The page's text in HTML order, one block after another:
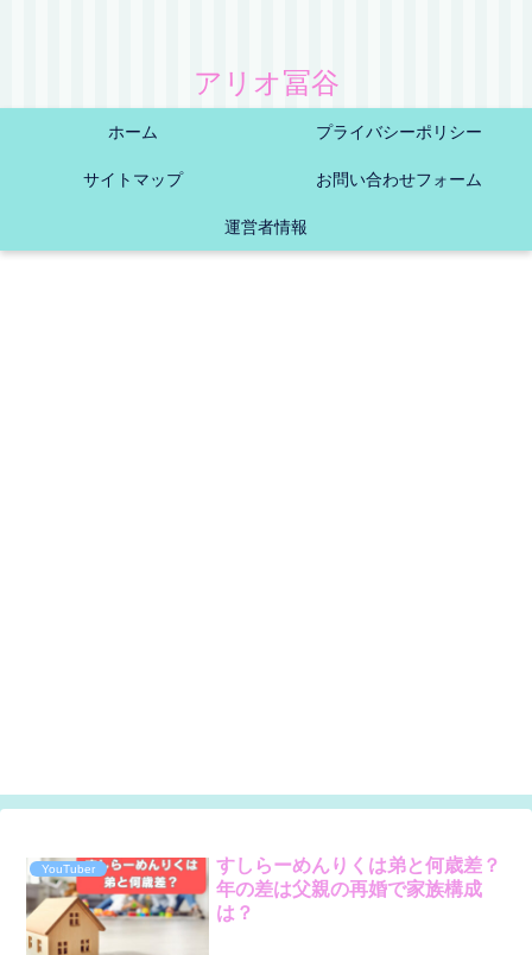
アリオ冨谷
ホーム プライバシーポリシー
サイトマップ お問い合わせフォーム
運営者情報
YouTuber
すしらーめんりくは弟と何歳差？
年の差は父親の再婚で家族構成
は？